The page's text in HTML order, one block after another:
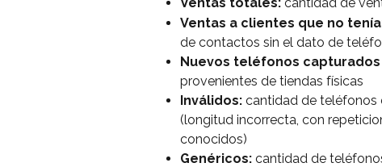
Ventas a clientes que no
de contactos sin el dato de
Nuevos teléfonos
provenientes de tiendas físicas
Inválidos: cantidad de teléfonos
(longitud incorrecta, con
conocidos)
Genéricos: cantidad de